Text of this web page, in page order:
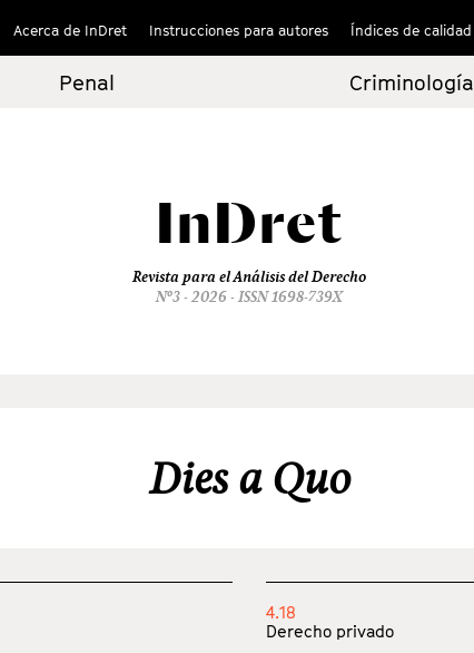
Acerca de InDret Instrucciones para autores Índices de calidad
Penal Criminología
InDret
Revista para el Análisis del Derecho
Nº3 - 2026 - ISSN 1698-739X
Dies a Quo
4.18
Derecho privado